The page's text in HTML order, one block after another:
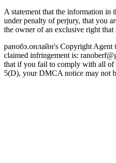
A statement that the information in
under penalty of perjury, that you
the owner of an exclusive right
ранобэ.онлайн's Copyright Agent
claimed infringement is:
that if you fail to comply with all of
5(D), your DMCA notice may not